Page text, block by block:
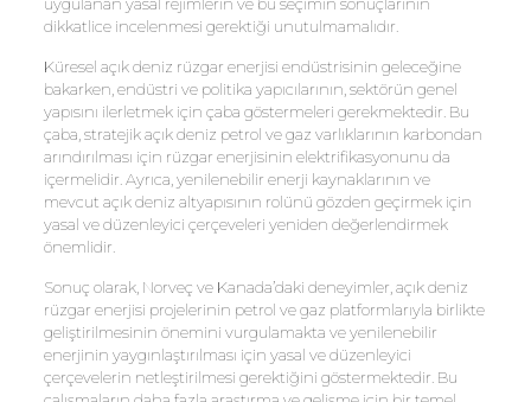
dikkatlice incelenmesi gerektiği unutulmamalıdır.
Küresel açık deniz rüzgar enerjisi endüstrisinin geleceğine
bakarken, endüstri ve politika yapıcılarının, sektörün genel
yapısını ilerletmek için çaba göstermeleri gerekmektedir. Bu
çaba, stratejik açık deniz petrol ve gaz varlıklarının karbondan
arındırılması için rüzgar enerjisinin elektrifikasyonunu da
içermelidir. Ayrıca, yenilenebilir enerji kaynaklarının ve
mevcut açık deniz altyapısının rolünü gözden geçirmek için
yasal ve düzenleyici çerçeveleri yeniden değerlendirmek
önemlidir.
Sonuç olarak, Norveç ve Kanada’daki deneyimler, açık deniz
rüzgar enerjisi projelerinin petrol ve gaz platformlarıyla birlikte
geliştirilmesinin önemini vurgulamakta ve yenilenebilir
enerjinin yaygınlaştırılması için yasal ve düzenleyici
çerçevelerin netleştirilmesi gerektiğini göstermektedir. Bu